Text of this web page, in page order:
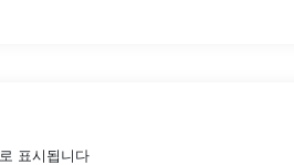
로 표시됩니다